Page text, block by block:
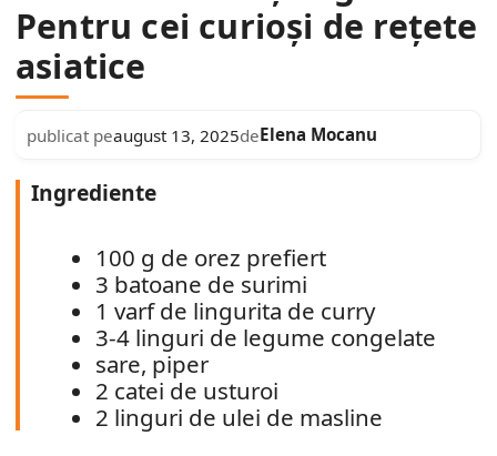
Pentru cei curioși de rețete
asiatice
publicat peaugust 13, 2025deElena Mocanu
Ingrediente
100 g de orez prefiert
3 batoane de surimi
1 varf de lingurita de curry
3-4 linguri de legume congelate
sare, piper
2 catei de usturoi
2 linguri de ulei de masline